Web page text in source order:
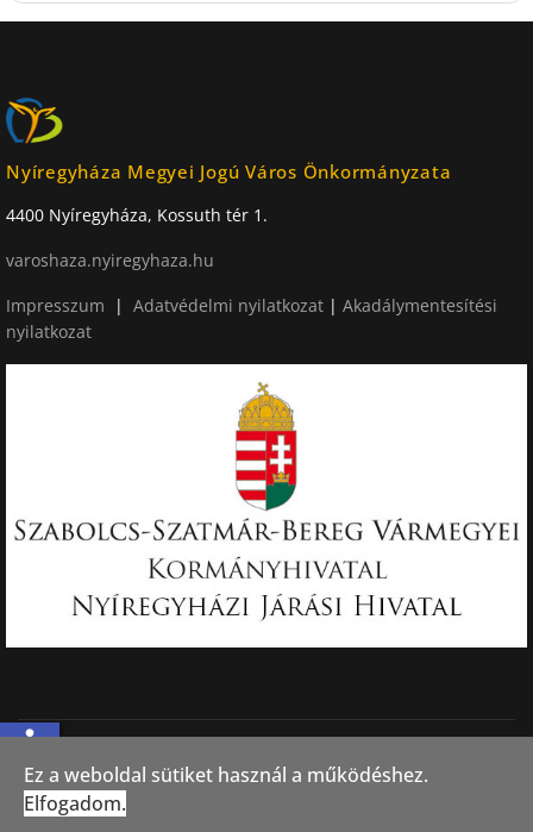
Nyíregyháza Megyei Jogú Város Önkormányzata
4400 Nyíregyháza, Kossuth tér 1.
varoshaza.nyiregyhaza.hu
Impresszum | Adatvédelmi nyilatkozat | Akadálymentesítési
nyilatkozat
© 2026 Nyíregyháza MJV Polgármesteri Hivatala, Készítette: Muri
Brigitta
Ez a weboldal sütiket használ a működéshez.
Elfogadom.
accessible